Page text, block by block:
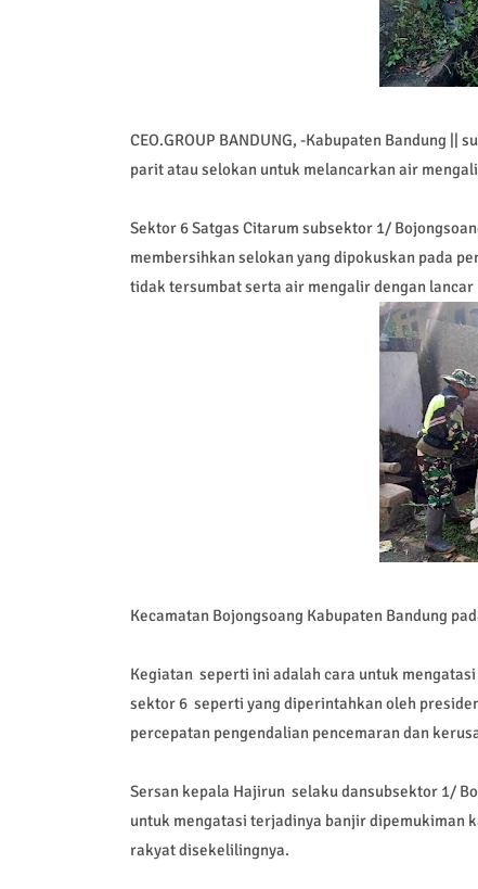
CEO.GROUP BANDUNG, -Kabupaten Bandung
parit atau selokan untuk melancarkan air
Sektor 6 Satgas Citarum subsektor 1/
membersihkan selokan yang dipokuskan pada
tidak tersumbat serta air mengalir dengan
Kecamatan Bojongsoang Kabupaten Bandung
Kegiatan seperti ini adalah cara untuk
sektor 6 seperti yang diperintahkan oleh
percepatan pengendalian pencemaran dan
Sersan kepala Hajirun selaku dansubsektor 1/
untuk mengatasi terjadinya banjir dipemukiman
rakyat disekelilingnya.